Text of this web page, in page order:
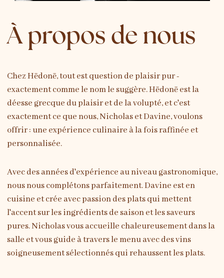
À propos de nous
Chez Hēdonē, tout est question de plaisir pur -
exactement comme le nom le suggère. Hēdonē est la
déesse grecque du plaisir et de la volupté, et c'est
exactement ce que nous, Nicholas et Davine, voulons
offrir : une expérience culinaire à la fois raffinée et
personnalisée.
Avec des années d'expérience au niveau gastronomique,
nous nous complétons parfaitement. Davine est en
cuisine et crée avec passion des plats qui mettent
l'accent sur les ingrédients de saison et les saveurs
pures. Nicholas vous accueille chaleureusement dans la
salle et vous guide à travers le menu avec des vins
soigneusement sélectionnés qui rehaussent les plats.